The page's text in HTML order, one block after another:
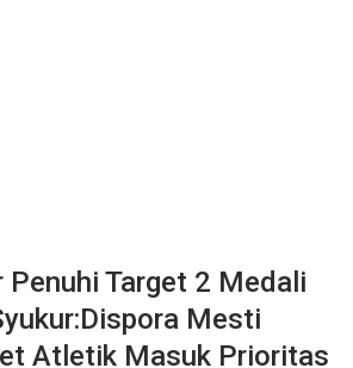
Penuhi Target 2 Medali
Mesti
Atletik Masuk Prioritas